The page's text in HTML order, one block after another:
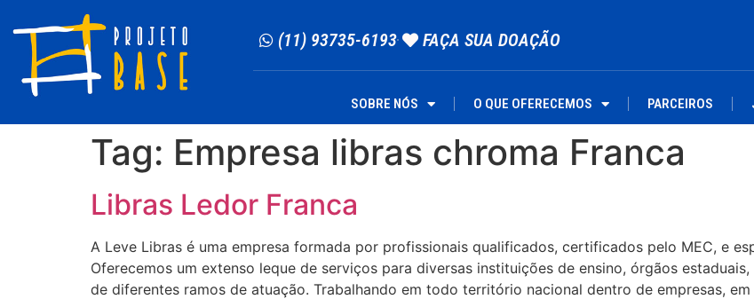
(11) 93735-6193 FAÇA SUA DOAÇÃO
SOBRE NÓS O QUE OFERECEMOS PARCEIROS
Tag: Empresa libras chroma Franca
Libras Ledor Franca
A Leve Libras é uma empresa formada por profissionais qualificados, certificados pelo MEC, e
Oferecemos um extenso leque de serviços para diversas instituições de ensino, órgãos
de diferentes ramos de atuação. Trabalhando em todo território nacional dentro de empresas,